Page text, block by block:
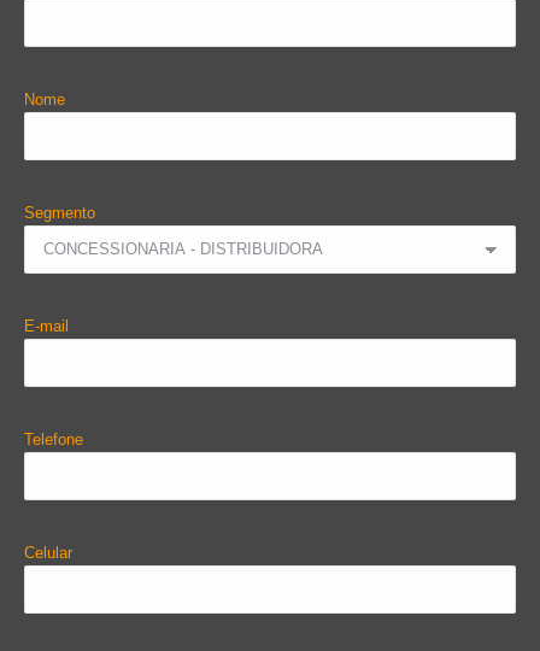
Nome
Segmento
E-mail
Telefone
Celular